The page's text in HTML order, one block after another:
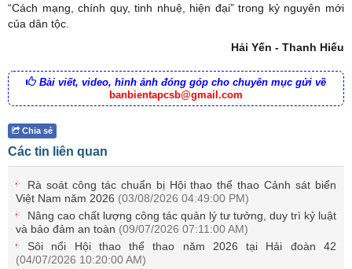
“Cách mạng, chính quy, tinh nhuệ, hiện đại” trong kỷ nguyên mới
của dân tộc.
Hải Yến - Thanh Hiếu
Bài viết, video, hình ảnh đóng góp cho chuyên mục gửi về
banbientapcsb@gmail.com
Chia sẻ
Các tin liên quan
Rà soát công tác chuẩn bị Hội thao thể thao Cảnh sát biển
Việt Nam năm 2026 (03/08/2026 04:49:00 PM)
Nâng cao chất lượng công tác quản lý tư tưởng, duy trì kỷ luật
và bảo đảm an toàn (09/07/2026 07:11:00 AM)
Sôi nổi Hội thao thể thao năm 2026 tại Hải đoàn 42
(04/07/2026 10:20:00 AM)